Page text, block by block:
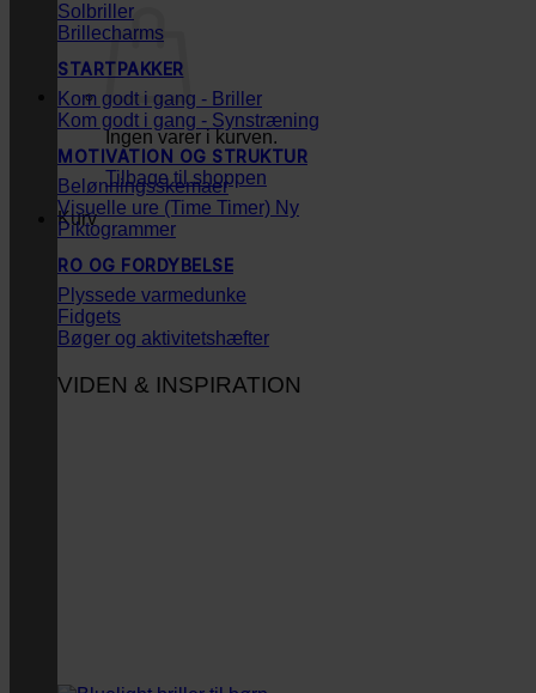
Ingen varer i kurven.
Tilbage til shoppen
Kurv
Solbriller
Brillecharms
STARTPAKKER
Kom godt i gang - Briller
Kom godt i gang - Synstræning
MOTIVATION OG STRUKTUR
Belønningsskemaer
Visuelle ure (Time Timer)
Piktogrammer
RO OG FORDYBELSE
Plyssede varmedunke
Fidgets
Bøger og aktivitetshæfter
VIDEN & INSPIRATION